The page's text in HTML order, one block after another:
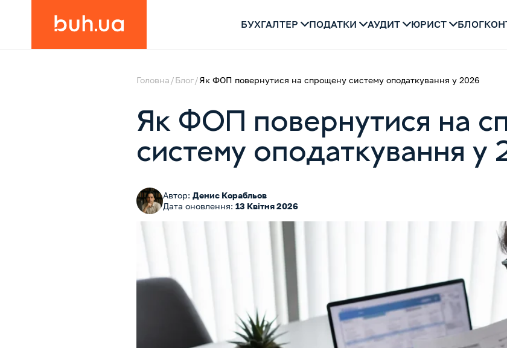
БУХГАЛТЕР ПОДАТКИ АУДИТ ЮРИСТ БЛОГ
Головна Блог Як ФОП повернутися на спрощену систему оподаткування у 2026
Як ФОП повернутися на
систему оподаткування у
Автор: Денис Корабльов
Дата оновлення: 13 Квітня 2026